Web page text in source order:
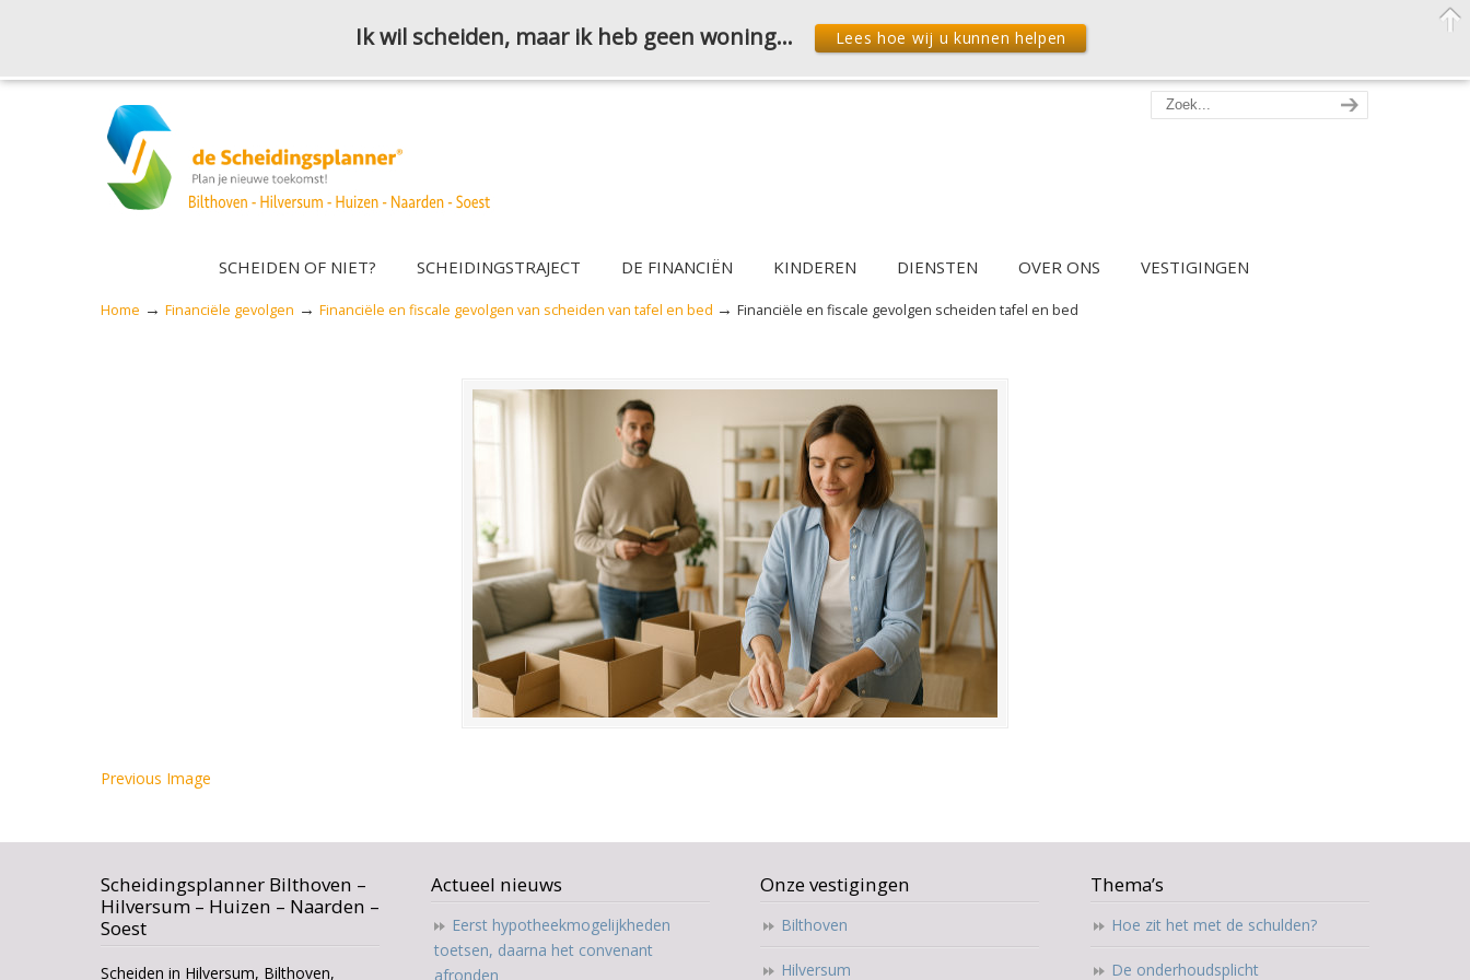
SCHEIDEN OF NIET? SCHEIDINGSTRAJECT DE FINANCIËN KINDEREN DIENSTEN OVER ONS VESTIGINGEN
Home → Financiële gevolgen → Financiële en fiscale gevolgen van scheiden van tafel en bed → Financiële en fiscale gevolgen scheiden tafel en bed
Previous Image
Scheidingsplanner Bilthoven –
Hilversum – Huizen – Naarden –
Soest
Scheiden in Hilversum, Bilthoven,
Actueel nieuws
Eerst hypotheekmogelijkheden
toetsen, daarna het convenant
afronden
Onze vestigingen
Bilthoven
Hilversum
Thema’s
Hoe zit het met de schulden?
De onderhoudsplicht
Ik wil scheiden, maar ik heb geen woning… Lees hoe wij u kunnen helpen